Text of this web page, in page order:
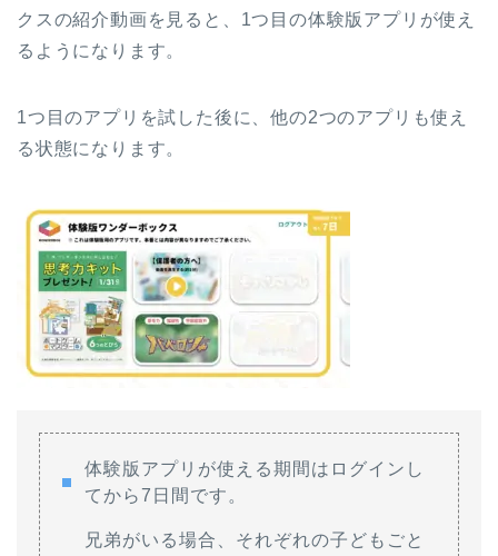
クスの紹介動画を見ると、1つ目の体験版アプリが使え
るようになります。
1つ目のアプリを試した後に、他の2つのアプリも使え
る状態になります。
体験版アプリが使える期間はログインし
てから7日間です。
兄弟がいる場合、それぞれの子どもごと